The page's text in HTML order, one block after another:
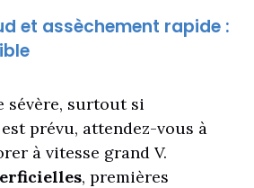
et assèchement rapide :
sévère, surtout si
est prévu, attendez-vous à
à vitesse grand V.
, premières